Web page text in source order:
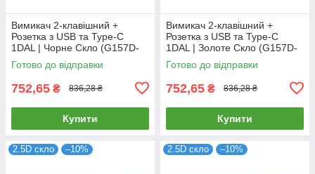
Вимикач 2-клавішний +
Розетка з USB та Type-C
1DAL | Чорне Скло (G157D-
PSW2G-STUTC.BL)
Готово до відправки
752,65 ₴ 836,28 ₴
Купити
Вимикач 2-клавішний +
Розетка з USB та Type-C
1DAL | Золоте Скло (G157D-
PSW2G-STUTC.GD)
Готово до відправки
752,65 ₴ 836,28 ₴
Купити
2.5D скло –10% 2.5D скло –10%